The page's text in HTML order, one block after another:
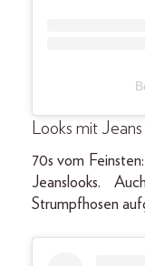
Looks mit Jeans
70s vom
Jeanslooks.
Strumpfhosen